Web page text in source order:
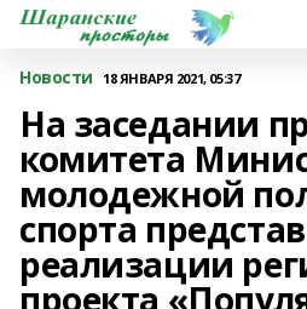
Новости 18 ЯНВАРЯ 2021, 05:37
На заседании
комитета
молодежной
спорта
реализации
проекта